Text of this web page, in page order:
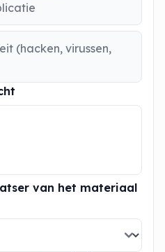
(hacken, virussen,
van het materiaal